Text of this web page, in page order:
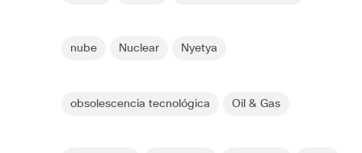
nube Nuclear Nyetya
obsolescencia tecnológica Oil & Gas